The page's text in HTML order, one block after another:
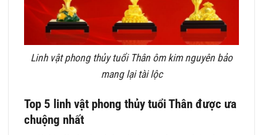
Linh vật phong thủy tuổi Thân ôm kim nguyên bảo
mang lại tài lộc
Top 5 linh vật phong thủy tuổi Thân được ưa
chuộng nhất